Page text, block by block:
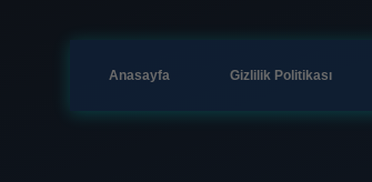
Anasayfa Gizlilik Politikası